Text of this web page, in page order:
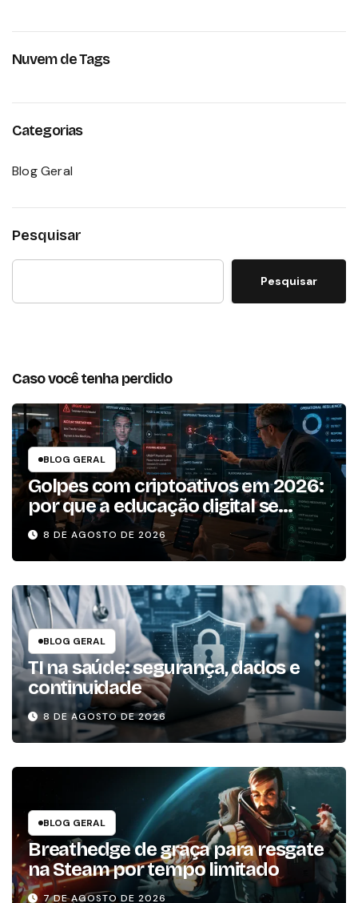
Nuvem de Tags
Categorias
Blog Geral
Pesquisar
Pesquisar
Caso você tenha perdido
BLOG GERAL
Golpes com criptoativos em 2026:
por que a educação digital se
tornou um dos pilares da
resiliência operacional
8 DE AGOSTO DE 2026
BLOG GERAL
TI na saúde: segurança, dados e
continuidade
8 DE AGOSTO DE 2026
BLOG GERAL
Breathedge de graça para resgate
na Steam por tempo limitado
7 DE AGOSTO DE 2026